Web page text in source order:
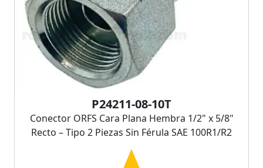
P24211-08-10T
Conector ORFS Cara Plana Hembra 1/2" x 5/8"
Recto – Tipo 2 Piezas Sin Férula SAE 100R1/R2